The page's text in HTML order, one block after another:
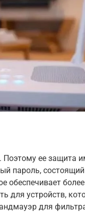
ее защита
пароль,
обеспечивает
для устройств,
для